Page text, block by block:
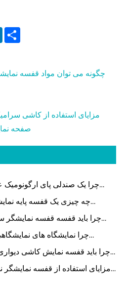
LinkedIn
چگونه می توان مواد قفسه
مزایای استفاده از کاشی
صفحه
چرا یک صندلی پای ارگونومیک
راحتی
چه چیزی یک قفسه پایه
موثرترین راه حل برای
چرا باید قفسه قفسه نمایشگر
فلزی را
چرا نمایشگاه های
چرا باید قفسه نمایش کاشی
انتخاب
مزایای استفاده از قفسه